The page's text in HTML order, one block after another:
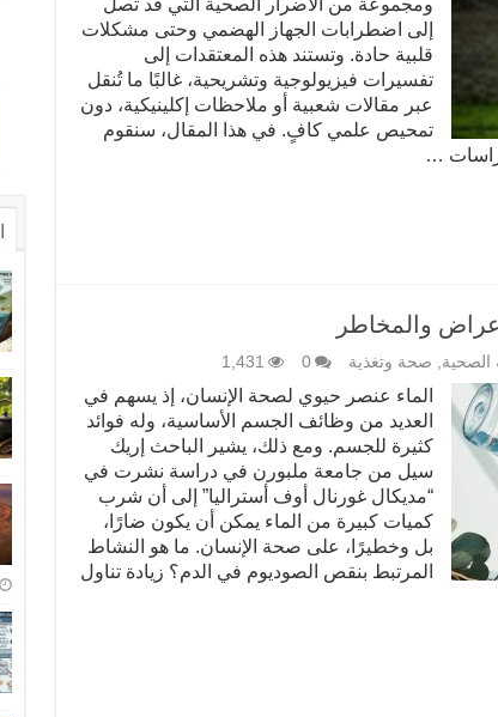
ومجموعة من الأضرار الصحية التي قد تصل
إلى اضطرابات الجهاز الهضمي وحتى مشكلات
قلبية حادة. وتستند هذه المعتقدات إلى
تفسيرات فيزيولوجية وتشريحية، غالبًا ما تُنقل
عبر مقالات شعبية أو ملاحظات إكلينيكية، دون
تمحيص علمي كافٍ. في هذا المقال، سنقوم
…
والمخاطر
الصحية, صحة وتغذية 0
1,431
الماء عنصر حيوي لصحة الإنسان، إذ يسهم في
العديد من وظائف الجسم الأساسية، وله فوائد
كثيرة للجسم. ومع ذلك، يشير الباحث إريك
سيل من جامعة ملبورن في دراسة نشرت في
“مديكال غورنال أوف أستراليا” إلى أن شرب
كميات كبيرة من الماء يمكن أن يكون ضارًا،
بل وخطيرًا، على صحة الإنسان. ما هو النشاط
المرتبط بنقص الصوديوم في الدم؟ زيادة تناول